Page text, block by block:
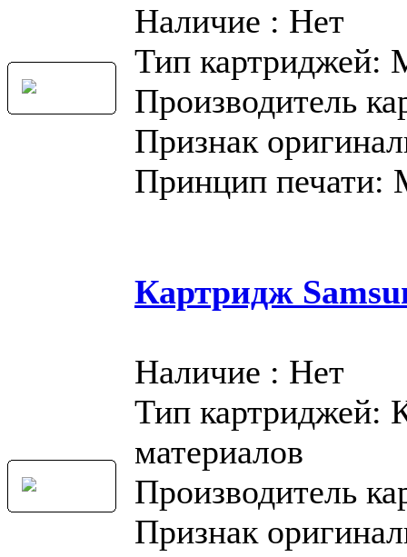
Наличие : Нет
Тип картриджей:
Производитель
Признак
Принцип печати:
Картридж
Наличие : Нет
Тип картриджей:
материалов
Производитель
Признак